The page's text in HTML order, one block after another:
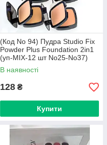
(Код No 94) Пудра Studio Fix
Powder Plus Foundation 2in1
(уп-MIX-12 шт No25-No37)
В наявності
128 ₴
Купити